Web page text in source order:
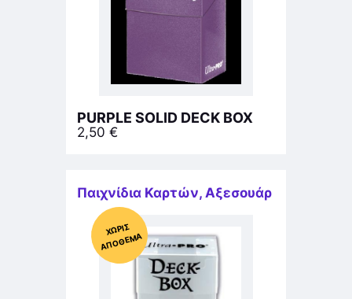
PURPLE SOLID DECK BOX
2,50 €
Παιχνίδια Καρτών, Αξεσουάρ
Χ
ΩΡΊΣ
Α
Π
Ό
ΘΕ
ΜΑ